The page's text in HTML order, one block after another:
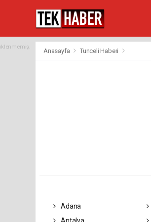
Anasayfa Tunceli Haberi
Adana